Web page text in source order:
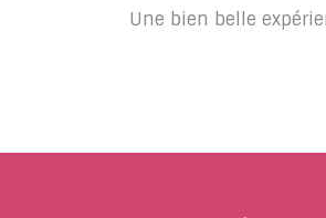
Une bien belle